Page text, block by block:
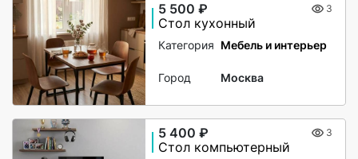
5 500 ₽ 3
Стол кухонный
Категория Мебель и интерьер
Город Москва
5 400 ₽ 3
Стол компьютерный